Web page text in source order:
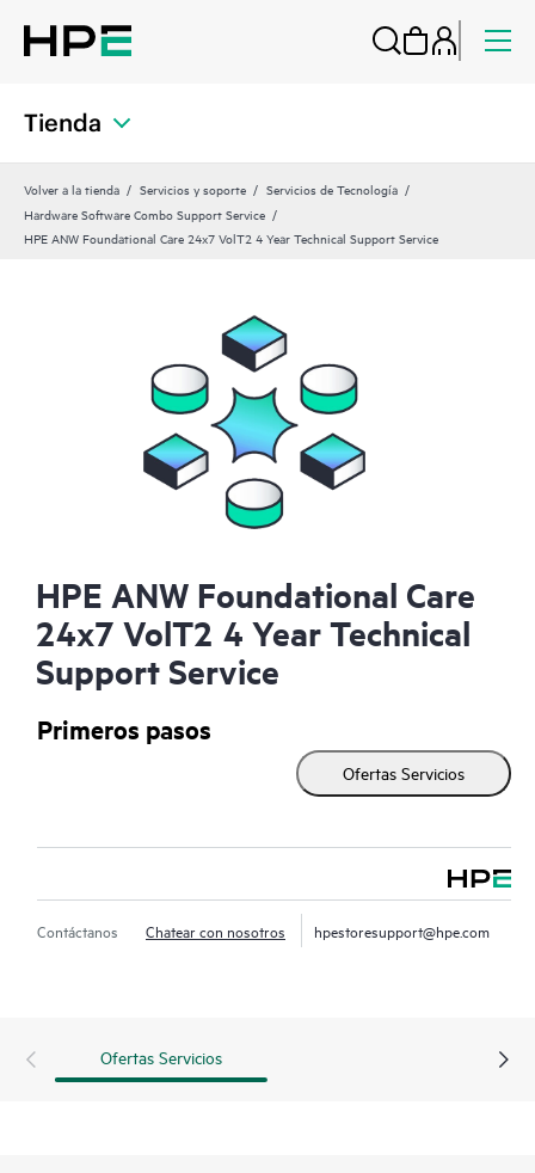
Tienda
Volver a la tienda Servicios y soporte
Servicios de Tecnología
Hardware Software Combo Support Service
HPE ANW Foundational Care 24x7 VolT2 4 Year Technical Support Service
HPE ANW Foundational Care
24x7 VolT2 4 Year Technical
Support Service
Primeros pasos
Ofertas Servicios
Contáctanos Chatear con nosotros hpestoresupport@hpe.com
Ofertas Servicios